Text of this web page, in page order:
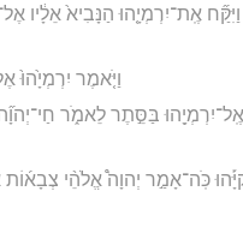
אֶֽת־יִרְמְיָ֤הוּ הַנָּבִיא֙ אֵלָ֔יו
וַיֹּ֤אמֶר יִרְמְיָ֙הוּ֙
בַּסֵּ֣תֶר לֵאמֹ֑ר
כֹּֽה־אָמַ֣ר יְהוָה֩ אֱלֹהֵ֨י